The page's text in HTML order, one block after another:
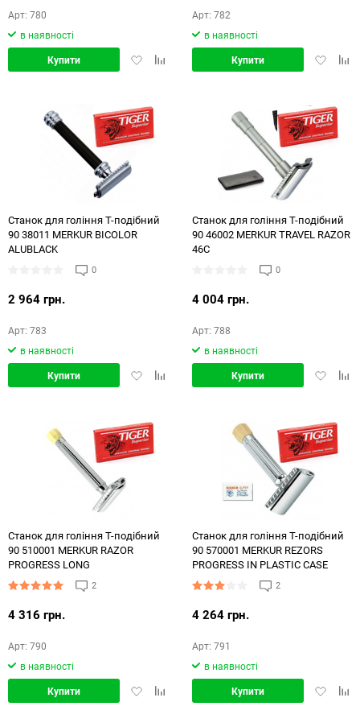
Арт: 780
в наявності
ДодатиДодати
Купити
Арт: 782
в наявності
Додати
Купити
Станок для гоління Т-подібний
90 38011 MERKUR BICOLOR
ALUBLACK
0
2 964 грн.
Арт: 783
в наявності
ДодатиДодати
Купити
Станок для гоління Т-подібний
90 46002 MERKUR TRAVEL RAZOR
46C
0
4 004 грн.
Арт: 788
в наявності
Додати
Купити
Станок для гоління Т-подібний
90 510001 MERKUR RAZOR
PROGRESS LONG
2
4 316 грн.
Арт: 790
в наявності
ДодатиДодати
Купити
Станок для гоління Т-подібний
90 570001 MERKUR REZORS
PROGRESS IN PLASTIC CASE
2
4 264 грн.
Арт: 791
в наявності
Додати
Купити